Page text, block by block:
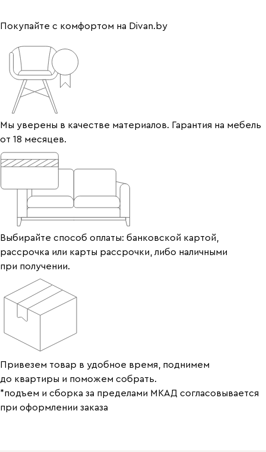
Покупайте с комфортом на Divan.by
Мы уверены в качестве материалов. Гарантия на мебель
от 18 месяцев.
Выбирайте способ оплаты: банковской картой,
рассрочка или карты рассрочки, либо наличными
при получении.
Привезем товар в удобное время, поднимем
до квартиры и поможем собрать.
*подъем и сборка за пределами МКАД согласовывается
при оформлении заказа